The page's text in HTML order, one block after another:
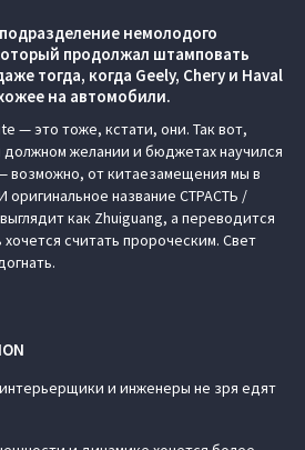
немолодого
продолжал штамповать
тогда, когда Geely, Chery и Haval
на автомобили.
— это тоже, кстати, они. Так вот,
желании и бюджетах научился
возможно, от китаезамещения мы в
оригинальное название СТРАСТЬ /
как Zhuiguang, а переводится
считать пророческим. Свет
и инженеры не зря едят